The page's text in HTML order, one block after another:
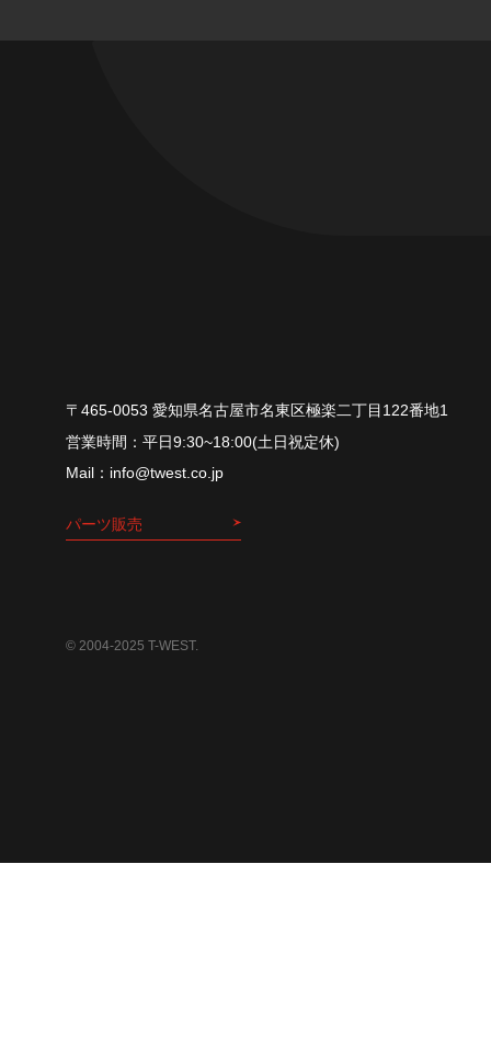
〒465-0053 愛知県名古屋市名東区極楽二丁目122番地1
平⽇9:30~18:00(⼟⽇祝定休)
info@twest.co.jp
パーツ販売
© 2004-2025 T-WEST.